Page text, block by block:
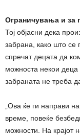
Ограничувања и за
Тој објасни дека
забрана, како што се
спречат децата да
можноста некои деца
забраната не треба
„Ова ќе ги направи
време, повеќе
можности. На крајот